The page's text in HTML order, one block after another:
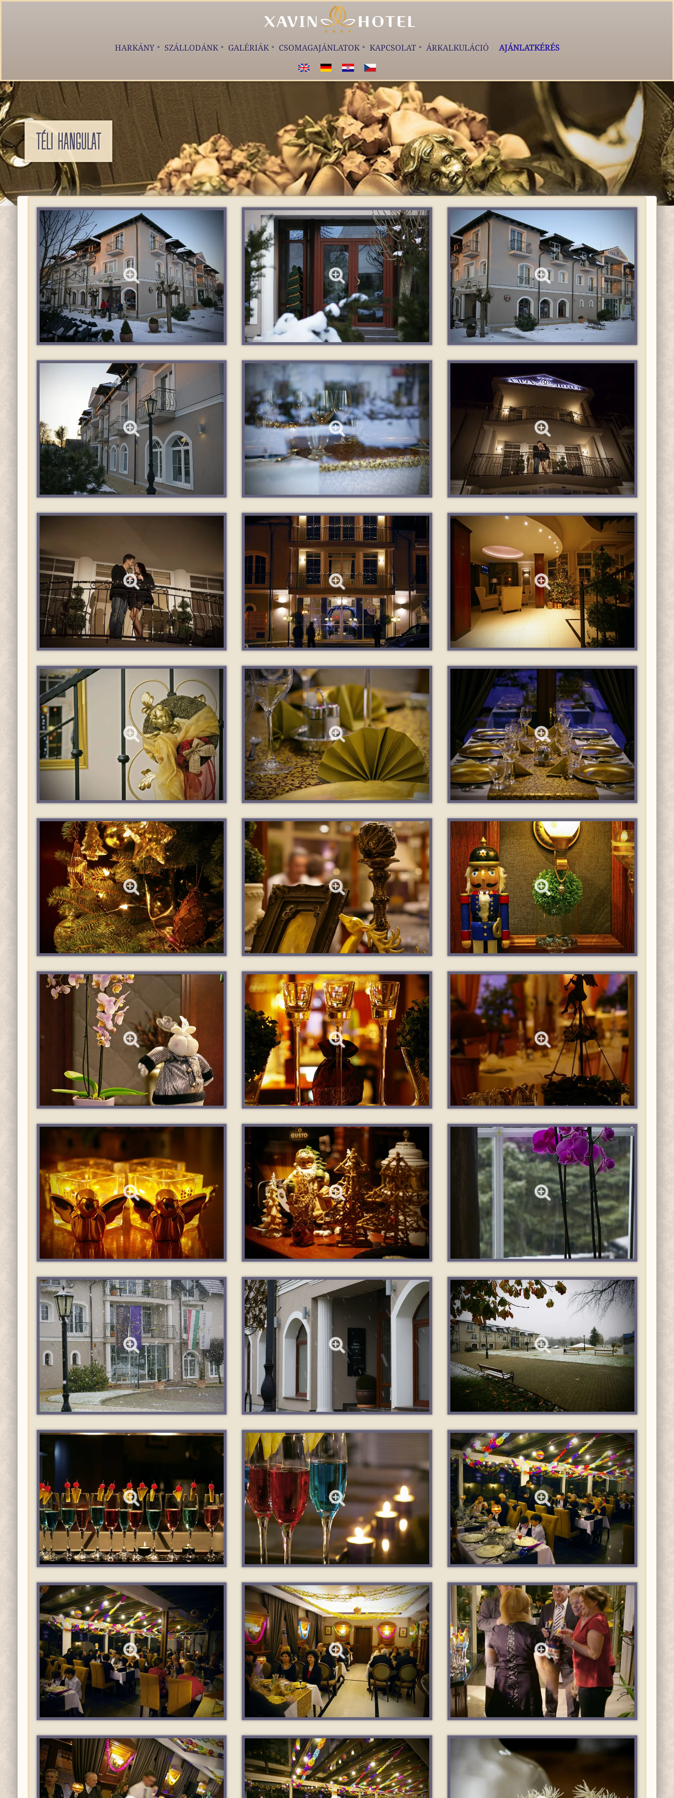
HARKÁNY SZÁLLODÁNK GALÉRIÁK CSOMAGAJÁNLATOK KAPCSOLAT ÁRKALKULÁCIÓ
AJÁNLATKÉRÉS
WELCOME!WILKOMMEN!
DOBRODOŠLI!
TÉLI HANGULAT